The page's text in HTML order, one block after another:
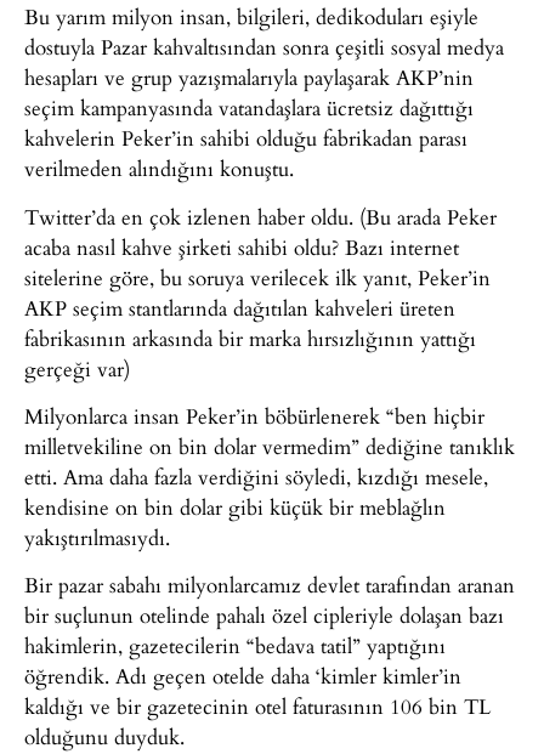
Bu yarım milyon insan, bilgileri, dedikoduları eşiyle
dostuyla Pazar kahvaltısından sonra çeşitli sosyal medya
hesapları ve grup yazışmalarıyla paylaşarak AKP’nin
seçim kampanyasında vatandaşlara ücretsiz dağıttığı
kahvelerin Peker’in sahibi olduğu fabrikadan parası
verilmeden alındığını konuştu.
Twitter’da en çok izlenen haber oldu. (Bu arada Peker
acaba nasıl kahve şirketi sahibi oldu? Bazı internet
sitelerine göre, bu soruya verilecek ilk yanıt, Peker’in
AKP seçim stantlarında dağıtılan kahveleri üreten
fabrikasının arkasında bir marka hırsızlığının yattığı
gerçeği var)
Milyonlarca insan Peker’in böbürlenerek “ben hiçbir
milletvekiline on bin dolar vermedim” dediğine tanıklık
etti. Ama daha fazla verdiğini söyledi, kızdığı mesele,
kendisine on bin dolar gibi küçük bir meblağlın
yakıştırılmasıydı.
Bir pazar sabahı milyonlarcamız devlet tarafından aranan
bir suçlunun otelinde pahalı özel cipleriyle dolaşan bazı
hakimlerin, gazetecilerin “bedava tatil” yaptığını
öğrendik. Adı geçen otelde daha ‘kimler kimler’in
kaldığı ve bir gazetecinin otel faturasının 106 bin TL
olduğunu duyduk.